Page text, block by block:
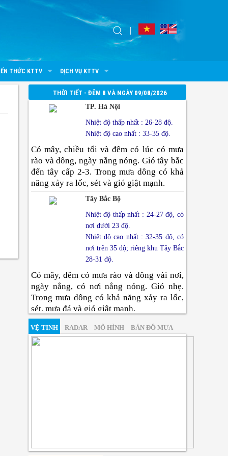
THỨC KTTV DỊCH VỤ KTTV
THỜI TIẾT - ĐÊM 8 VÀ NGÀY 09/08/2026
TP. Hà Nội
Nhiệt độ thấp nhất : 26-28 độ.
Nhiệt độ cao nhất : 33-35 độ.
Có mây, chiều tối và đêm có lúc có mưa
rào và dông, ngày nắng nóng. Gió tây bắc
đến tây cấp 2-3. Trong mưa dông có khả
năng xảy ra lốc, sét và gió giật mạnh.
Tây Bắc Bộ
Nhiệt độ thấp nhất : 24-27 độ, có
nơi dưới 23 độ.
Nhiệt độ cao nhất : 32-35 độ, có
nơi trên 35 độ; riêng khu Tây Bắc
28-31 độ.
Có mây, đêm có mưa rào và dông vài nơi,
ngày nắng, có nơi nắng nóng. Gió nhẹ.
Trong mưa dông có khả năng xảy ra lốc,
sét, mưa đá và gió giật mạnh.
Đông Bắc Bộ
Thanh Hóa Đến Huế
VỆ TINH RADAR MÔ HÌNH BẢN ĐỒ MƯA